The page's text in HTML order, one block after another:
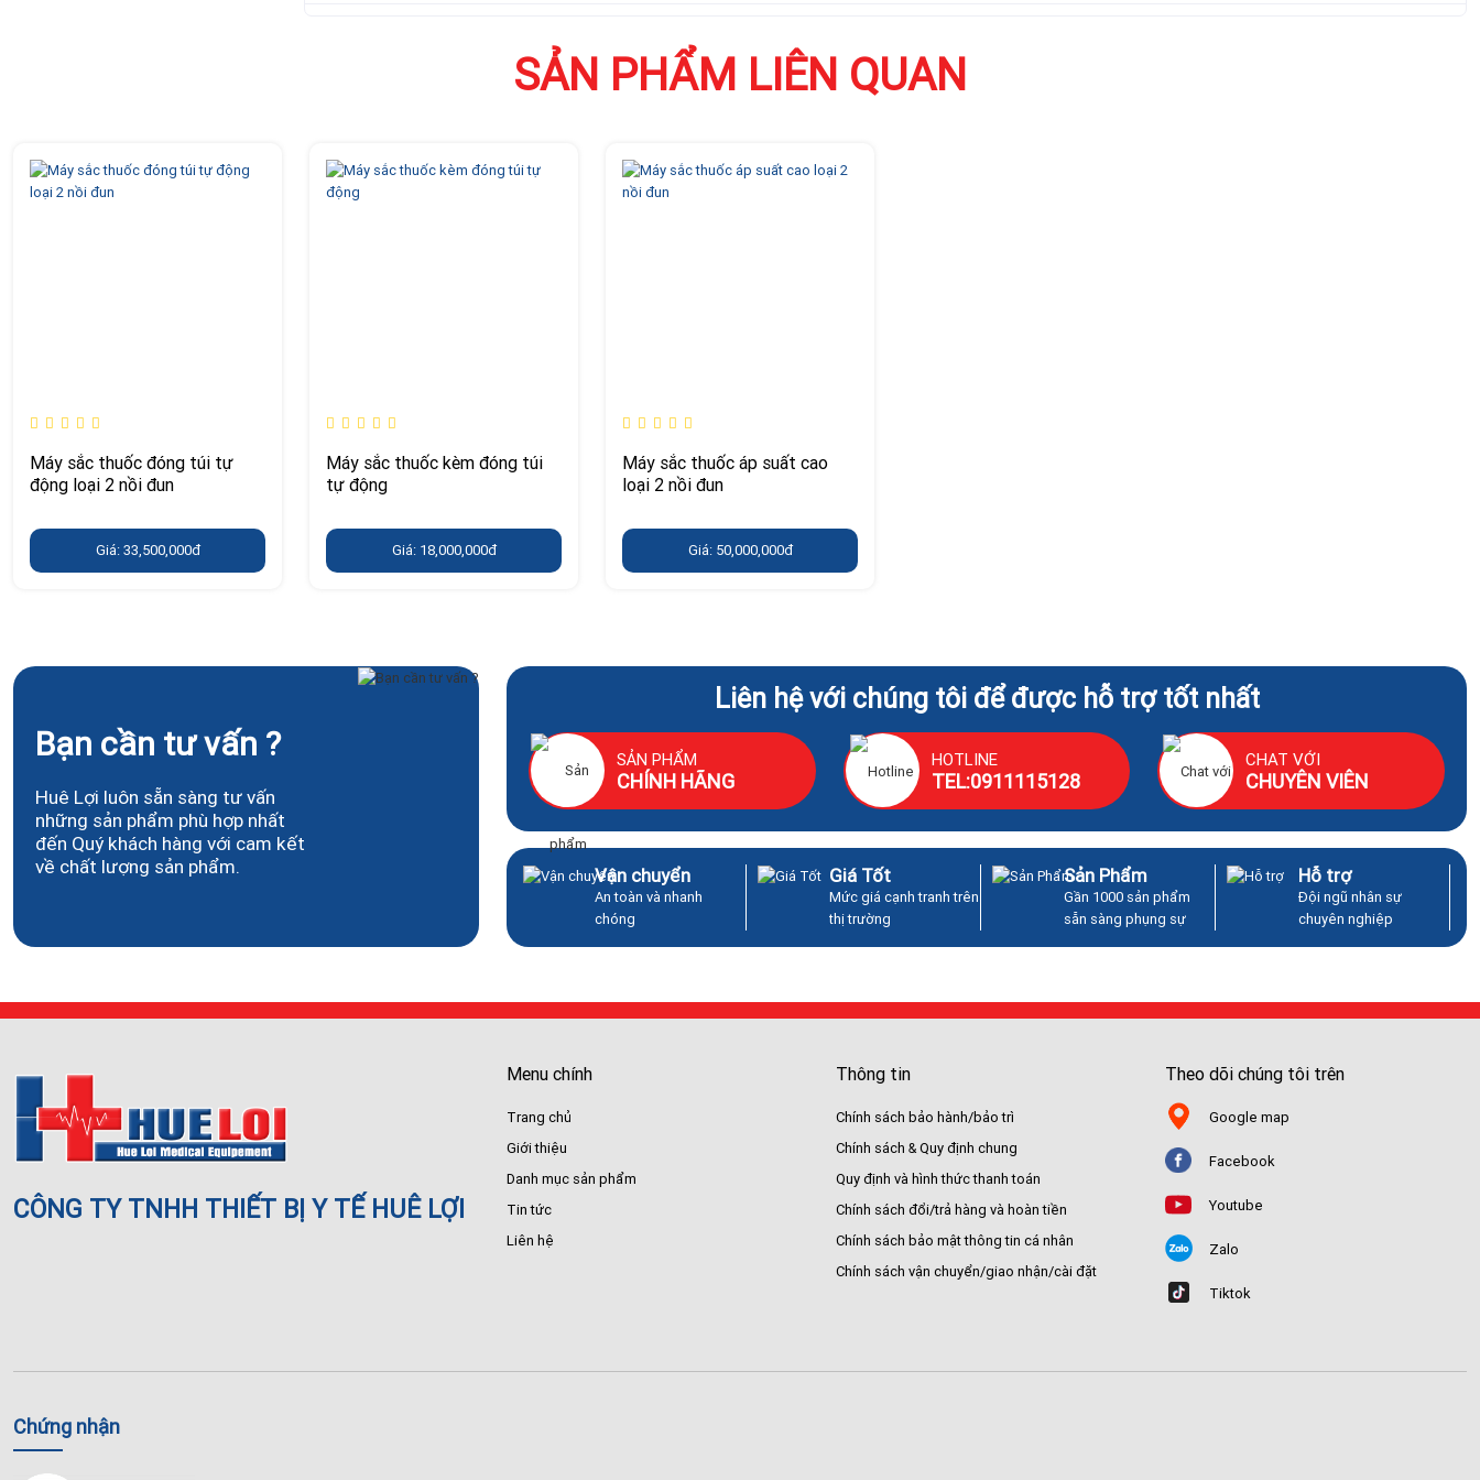
SẢN PHẨM LIÊN QUAN
Máy sắc thuốc đóng túi tự
động loại 2 nồi đun
Giá: 33,500,000đ
Máy sắc thuốc kèm đóng túi
tự động
Giá: 18,000,000đ
Máy sắc thuốc áp suất cao
loại 2 nồi đun
Giá: 50,000,000đ
Bạn cần tư vấn ?
Huê Lợi luôn sẵn sàng tư vấn
những sản phẩm phù hợp nhất
đến Quý khách hàng với cam kết
về chất lượng sản phẩm.
Liên hệ với chúng tôi để được hỗ trợ tốt nhất
SẢN PHẨM
CHÍNH HÃNG
HOTLINE
TEL:0911115128
CHAT VỚI
CHUYÊN VIÊN
Vận chuyển
An toàn và nhanh
chóng
Giá Tốt
Mức giá cạnh tranh trên
thị trường
Sản Phẩm
Gần 1000 sản phẩm
sẵn sàng phụng sự
Hỗ trợ
Đội ngũ nhân sự
chuyên nghiệp
CÔNG TY TNHH THIẾT BỊ Y TẾ HUÊ LỢI
Menu chính
Trang chủ
Giới thiệu
Danh mục sản phẩm
Tin tức
Liên hệ
Thông tin
Chính sách bảo hành/bảo trì
Chính sách & Quy định chung
Quy định và hình thức thanh toán
Chính sách đổi/trả hàng và hoàn tiền
Chính sách bảo mật thông tin cá nhân
Chính sách vận chuyển/giao nhận/cài đặt
Theo dõi chúng tôi trên
Google map
Facebook
Youtube
Zalo
Tiktok
Chứng nhận